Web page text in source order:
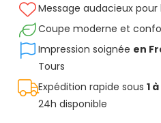
Message audacieux
Coupe moderne et
Impression soignée en
Tours
Expédition rapide sous 1
24h disponible